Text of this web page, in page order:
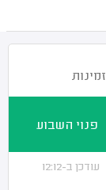
זמינות
פנוי השבוע
עודכן ב-12:12